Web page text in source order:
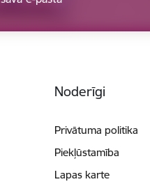
Noderīgi
Privātuma politika
Piekļūstamība
Lapas karte